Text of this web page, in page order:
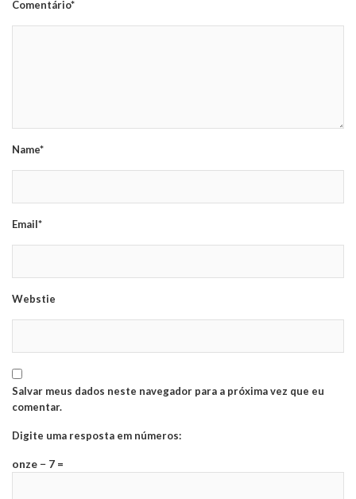
Comentário*
Name*
Email*
Webstie
Salvar meus dados neste navegador para a próxima vez que eu
comentar.
Digite uma resposta em números:
onze − 7 =